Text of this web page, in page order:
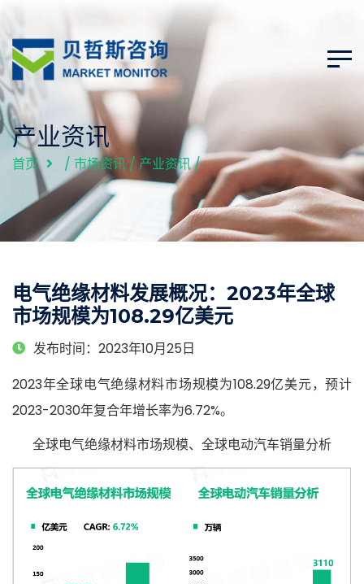
产业资讯
首页 / 市场资讯/产业资讯/
电气绝缘材料发展概况：2023年全球
市场规模为108.29亿美元
发布时间：2023年10月25日
2023年全球电气绝缘材料市场规模为108.29亿美元，预计
2023-2030年复合年增长率为6.72%。
全球电气绝缘材料市场规模、全球电动汽车销量分析